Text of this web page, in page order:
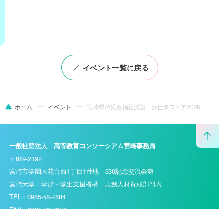
イベント一覧に戻る
ホーム イベント 宮崎県の児童福祉施設 お仕事フェア2026
一般社団法人 高等教育コンソーシアム宮崎事務局
〒889-2192
宮崎市学園木花台西1丁目1番地 330記念交流会館
宮崎大学 学び・学生支援機構 共創人材育成部門内
TEL：0985-58-7884